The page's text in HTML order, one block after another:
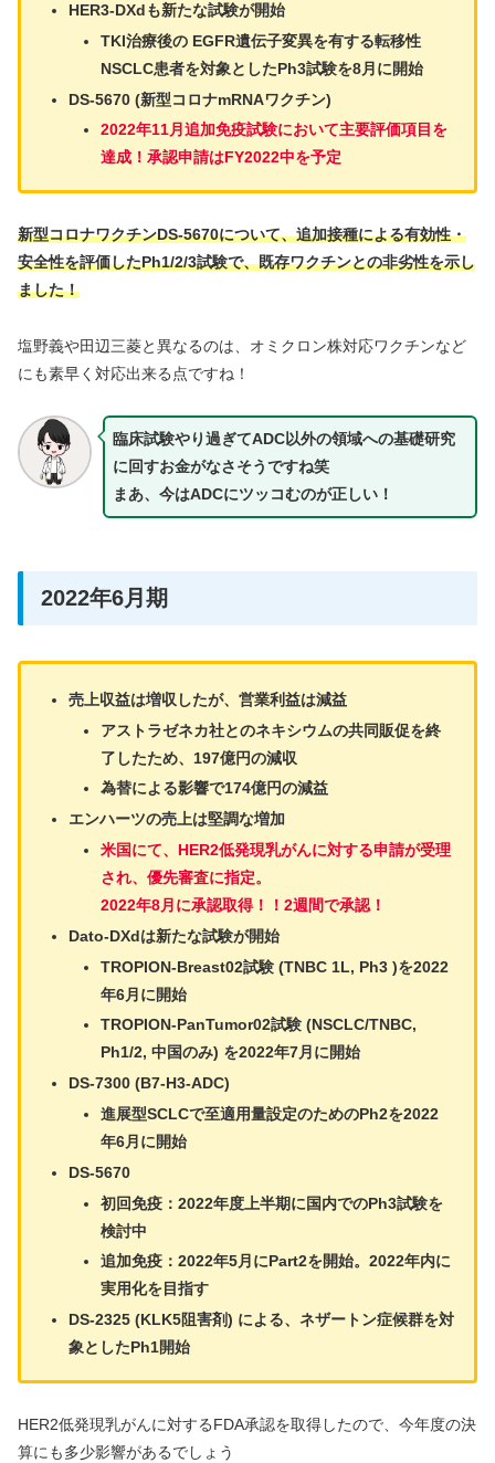
HER3-DXdも新たな試験が開始
TKI治療後の EGFR遺伝子変異を有する転移性
NSCLC患者を対象としたPh3試験を8月に開始
DS-5670 (新型コロナmRNAワクチン)
2022年11月追加免疫試験において主要評価項目を
達成！承認申請はFY2022中を予定
新型コロナワクチンDS-5670について、追加接種による有効性・
安全性を評価したPh1/2/3試験で、既存ワクチンとの非劣性を示し
ました！
塩野義や田辺三菱と異なるのは、オミクロン株対応ワクチンなど
にも素早く対応出来る点ですね！
臨床試験やり過ぎてADC以外の領域への基礎研究
に回すお金がなさそうですね笑
まあ、今はADCにツッコむのが正しい！
2022年6月期
売上収益は増収したが、営業利益は減益
アストラゼネカ社とのネキシウムの共同販促を終
了したため、197億円の減収
為替による影響で174億円の減益
エンハーツの売上は堅調な増加
米国にて、HER2低発現乳がんに対する申請が受理
され、優先審査に指定。
2022年8月に承認取得！！2週間で承認！
Dato-DXdは新たな試験が開始
TROPION-Breast02試験 (TNBC 1L, Ph3 )を2022
年6月に開始
TROPION-PanTumor02試験 (NSCLC/TNBC,
Ph1/2, 中国のみ) を2022年7月に開始
DS-7300 (B7-H3-ADC)
進展型SCLCで至適用量設定のためのPh2を2022
年6月に開始
DS-5670
初回免疫：2022年度上半期に国内でのPh3試験を
検討中
追加免疫：2022年5月にPart2を開始。2022年内に
実用化を目指す
DS-2325 (KLK5阻害剤) による、ネザートン症候群を対
象としたPh1開始
HER2低発現乳がんに対するFDA承認を取得したので、今年度の決
算にも多少影響があるでしょう